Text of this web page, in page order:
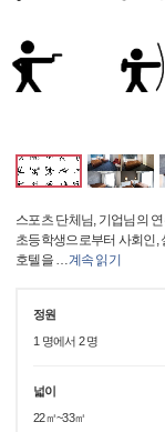
스포츠 단체님, 기업님의
초등학생으로부터 사회인,
호텔을 …계속 읽기
정원
1 명에서 2 명
넓이
22㎡~33㎡